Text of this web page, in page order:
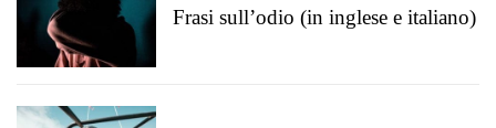
Frasi sull’odio (in inglese e italiano)